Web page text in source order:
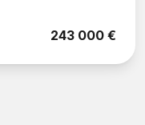
243 000 €